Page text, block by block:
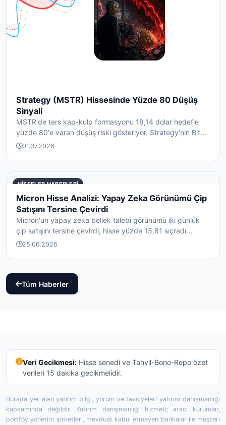
Strategy (MSTR) Hissesinde Yüzde 80 Düşüş
Sinyali
MSTR'de ters kap-kulp formasyonu 18,14 dolar hedefle
yüzde 80'e varan düşüş riski gösteriyor. Strategy'nin Bit...
01.07.2026
HISSELER HABERLERI
Micron Hisse Analizi: Yapay Zeka Görünümü Çip
Satışını Tersine Çevirdi
Micron'un yapay zeka bellek talebi görünümü iki günlük
çip satışını tersine çevirdi; hisse yüzde 15,81 sıçradı...
25.06.2026
Tüm Haberler
Veri Gecikmesi:Hisse senedi ve Tahvil-Bono-Repo özet
verileri 15 dakika gecikmelidir.
Burada yer alan yatırım bilgi, yorum ve tavsiyeleri yatırım danışmanlığı
kapsamında değildir. Yatırım danışmanlığı hizmeti; aracı kurumlar,
portföy yönetim şirketleri, mevduat kabul etmeyen bankalar ile müşteri